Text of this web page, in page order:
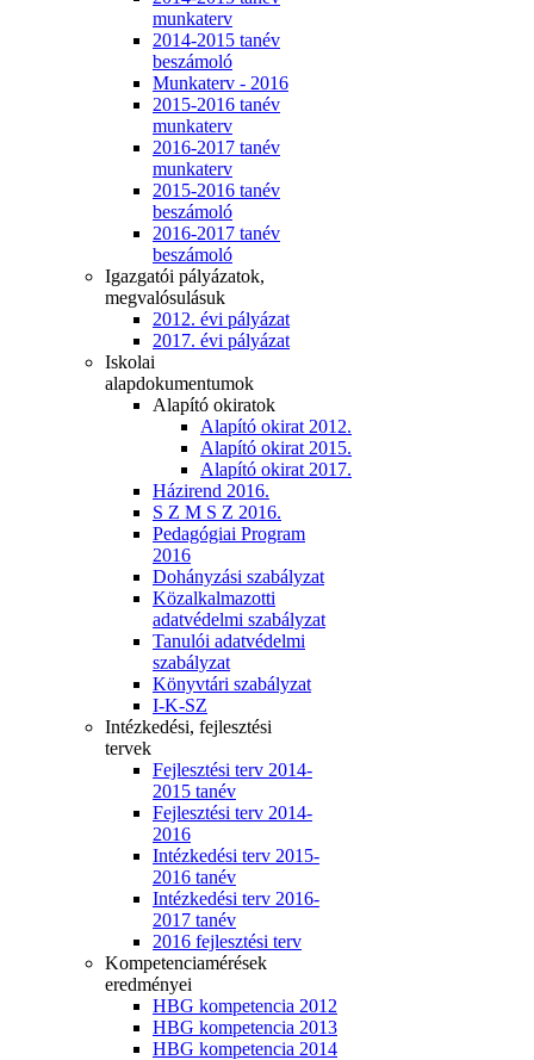
munkaterv
2014-2015 tanév
beszámoló
Munkaterv - 2016
2015-2016 tanév
munkaterv
2016-2017 tanév
munkaterv
2015-2016 tanév
beszámoló
2016-2017 tanév
beszámoló
Igazgatói pályázatok,
megvalósulásuk
2012. évi pályázat
2017. évi pályázat
Iskolai
alapdokumentumok
Alapító okiratok
Alapító okirat 2012.
Alapító okirat 2015.
Alapító okirat 2017.
Házirend 2016.
S Z M S Z 2016.
Pedagógiai Program
2016
Dohányzási szabályzat
Közalkalmazotti
adatvédelmi szabályzat
Tanulói adatvédelmi
szabályzat
Könyvtári szabályzat
I-K-SZ
Intézkedési, fejlesztési
tervek
Fejlesztési terv 2014-
2015 tanév
Fejlesztési terv 2014-
2016
Intézkedési terv 2015-
2016 tanév
Intézkedési terv 2016-
2017 tanév
2016 fejlesztési terv
Kompetenciamérések
eredményei
HBG kompetencia 2012
HBG kompetencia 2013
HBG kompetencia 2014